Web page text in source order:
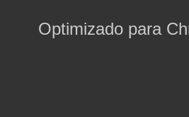
Optimizado para